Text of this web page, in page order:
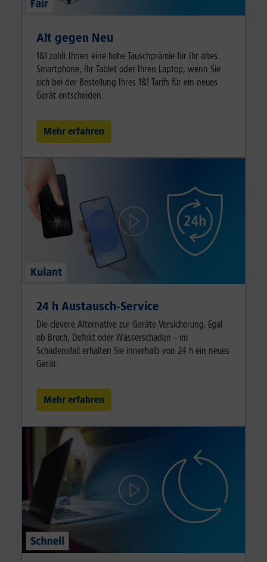
Alt gegen Neu
1&1 zahlt Ihnen eine hohe Tauschprämie für Ihr altes
Smartphone, Ihr Tablet oder Ihren Laptop, wenn Sie
sich bei der Bestellung Ihres 1&1 Tarifs für ein neues
Gerät entscheiden.
Mehr erfahren
24 h Austausch-Service
Die clevere Alternative zur Geräte-Versicherung. Egal
ob Bruch, Defekt oder Wasserschaden – im
Schadensfall erhalten Sie innerhalb von 24 h ein neues
Gerät.
Mehr erfahren